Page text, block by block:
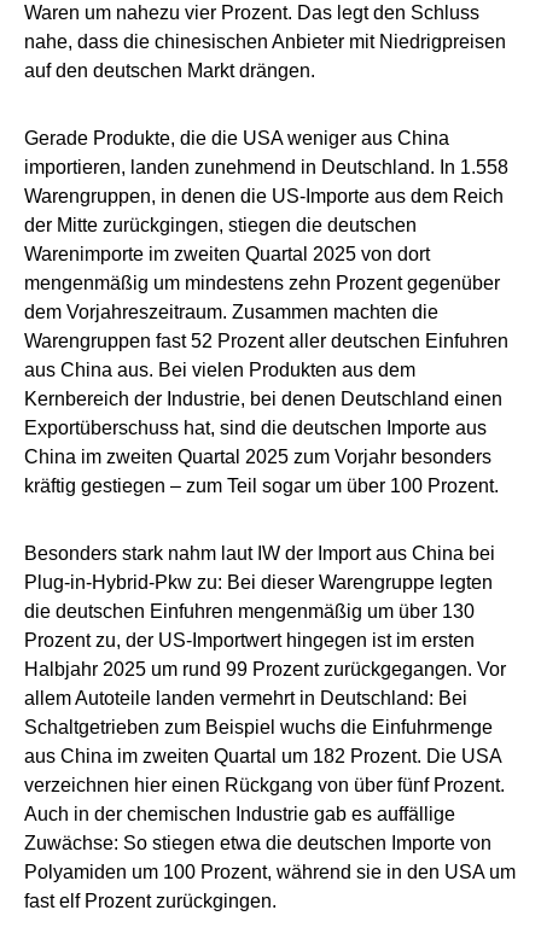
Waren um nahezu vier Prozent. Das legt den Schluss
nahe, dass die chinesischen Anbieter mit Niedrigpreisen
auf den deutschen Markt drängen.
Gerade Produkte, die die USA weniger aus China
importieren, landen zunehmend in Deutschland. In 1.558
Warengruppen, in denen die US-Importe aus dem Reich
der Mitte zurückgingen, stiegen die deutschen
Warenimporte im zweiten Quartal 2025 von dort
mengenmäßig um mindestens zehn Prozent gegenüber
dem Vorjahreszeitraum. Zusammen machten die
Warengruppen fast 52 Prozent aller deutschen Einfuhren
aus China aus. Bei vielen Produkten aus dem
Kernbereich der Industrie, bei denen Deutschland einen
Exportüberschuss hat, sind die deutschen Importe aus
China im zweiten Quartal 2025 zum Vorjahr besonders
kräftig gestiegen – zum Teil sogar um über 100 Prozent.
Besonders stark nahm laut IW der Import aus China bei
Plug-in-Hybrid-Pkw zu: Bei dieser Warengruppe legten
die deutschen Einfuhren mengenmäßig um über 130
Prozent zu, der US-Importwert hingegen ist im ersten
Halbjahr 2025 um rund 99 Prozent zurückgegangen. Vor
allem Autoteile landen vermehrt in Deutschland: Bei
Schaltgetrieben zum Beispiel wuchs die Einfuhrmenge
aus China im zweiten Quartal um 182 Prozent. Die USA
verzeichnen hier einen Rückgang von über fünf Prozent.
Auch in der chemischen Industrie gab es auffällige
Zuwächse: So stiegen etwa die deutschen Importe von
Polyamiden um 100 Prozent, während sie in den USA um
fast elf Prozent zurückgingen.